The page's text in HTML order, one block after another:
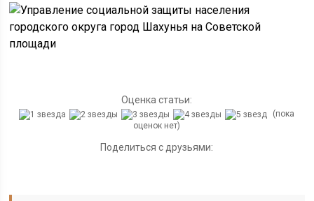
Оценка статьи:
(пока
оценок нет)
Поделиться с друзьями: